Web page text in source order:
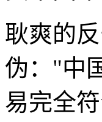
耿爽的
伪："中
易完全